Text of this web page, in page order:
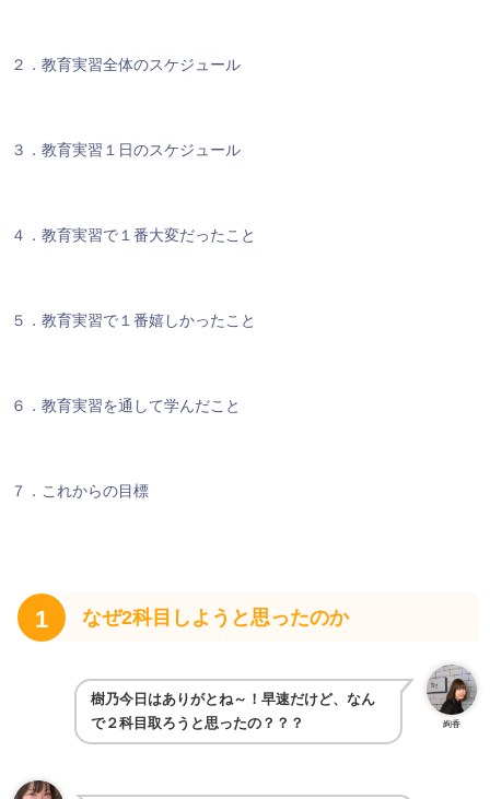
２．教育実習全体のスケジュール
３．教育実習１日のスケジュール
４．教育実習で１番大変だったこと
５．教育実習で１番嬉しかったこと
６．教育実習を通して学んだこと
７．これからの目標
1 なぜ2科目しようと思ったのか
絢香
樹乃今日はありがとね～！早速だけど、なん
で２科目取ろうと思ったの？？？